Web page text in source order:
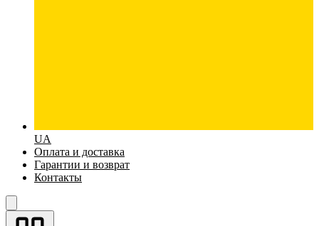
UA
Оплата и доставка
Гарантии и возврат
Контакты